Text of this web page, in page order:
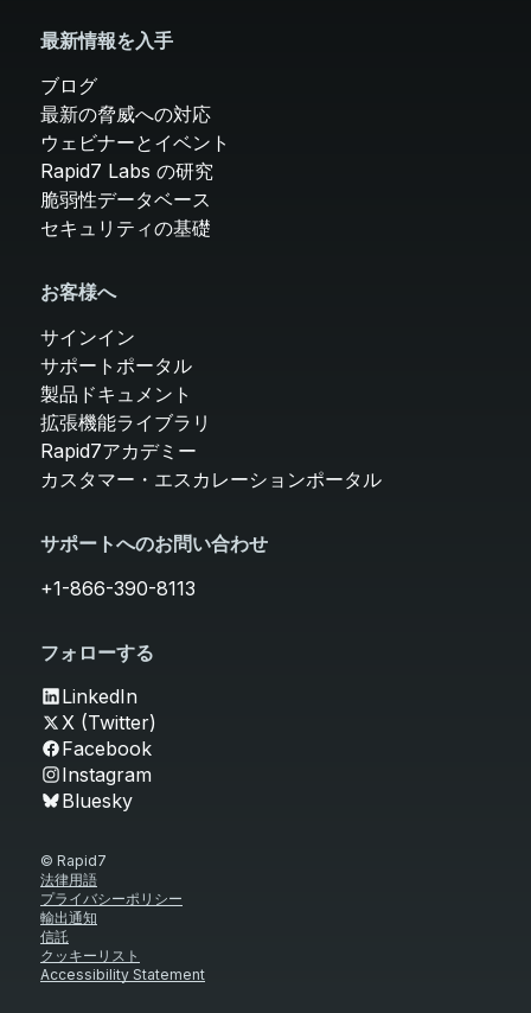
最新情報を入手
ブログ
最新の脅威への対応
ウェビナーとイベント
Rapid7 Labs の研究
脆弱性データベース
セキュリティの基礎
お客様へ
サインイン
サポートポータル
製品ドキュメント
拡張機能ライブラリ
Rapid7アカデミー
カスタマー・エスカレーションポータル
サポートへのお問い合わせ
+1-866-390-8113
フォローする
LinkedIn
X (Twitter)
Facebook
Instagram
Bluesky
© Rapid7
法律用語
プライバシーポリシー
輸出通知
信託
クッキーリスト
Accessibility Statement